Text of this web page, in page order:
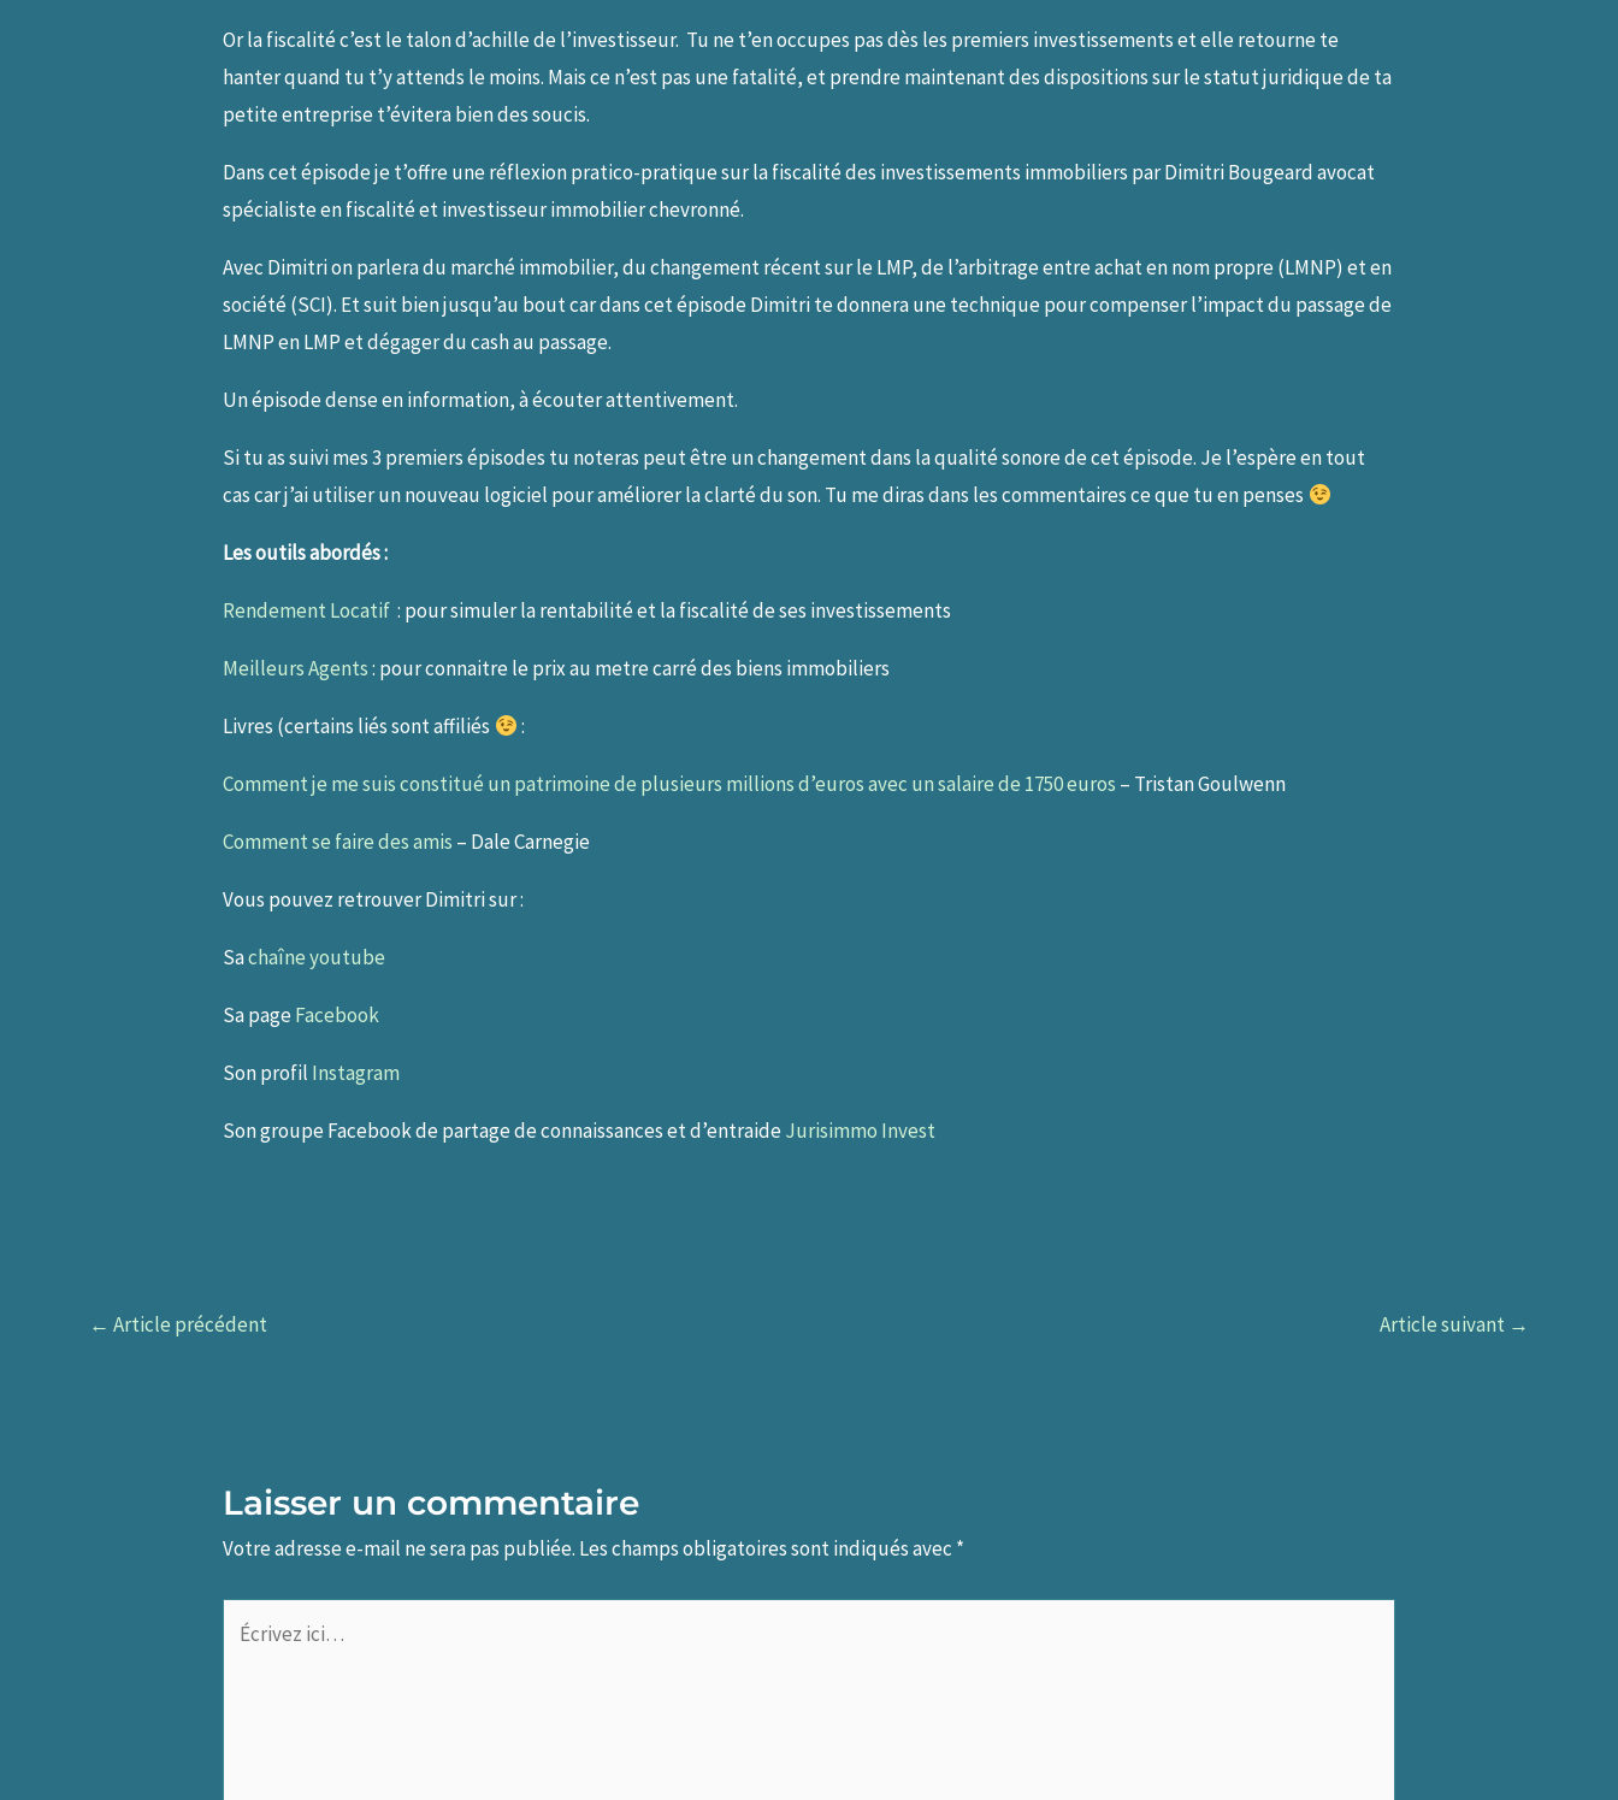
Or la fiscalité c’est le talon d’achille de l’investisseur. Tu ne t’en occupes pas dès les premiers investissements et elle retourne te
hanter quand tu t’y attends le moins. Mais ce n’est pas une fatalité, et prendre maintenant des dispositions sur le statut juridique de ta
petite entreprise t’évitera bien des soucis.
Dans cet épisode je t’offre une réflexion pratico-pratique sur la fiscalité des investissements immobiliers par Dimitri Bougeard avocat
spécialiste en fiscalité et investisseur immobilier chevronné.
Avec Dimitri on parlera du marché immobilier, du changement récent sur le LMP, de l’arbitrage entre achat en nom propre (LMNP) et en
société (SCI). Et suit bien jusqu’au bout car dans cet épisode Dimitri te donnera une technique pour compenser l’impact du passage de
LMNP en LMP et dégager du cash au passage.
Un épisode dense en information, à écouter attentivement.
Si tu as suivi mes 3 premiers épisodes tu noteras peut être un changement dans la qualité sonore de cet épisode. Je l’espère en tout
cas car j’ai utiliser un nouveau logiciel pour améliorer la clarté du son. Tu me diras dans les commentaires ce que tu en penses
Les outils abordés :
Rendement Locatif : pour simuler la rentabilité et la fiscalité de ses investissements
Meilleurs Agents: pour connaitre le prix au metre carré des biens immobiliers
Livres (certains liés sont affiliés :
Comment je me suis constitué un patrimoine de plusieurs millions d’euros avec un salaire de 1750 euros – Tristan Goulwenn
Comment se faire des amis – Dale Carnegie
Vous pouvez retrouver Dimitri sur :
Sachaîne youtube
Sa pageFacebook
Son profil Instagram
Son groupe Facebook de partage de connaissances et d’entraideJurisimmo Invest
← Article précédent Article suivant →
Laisser un commentaire
Votre adresse e-mail ne sera pas publiée. Les champs obligatoires sont indiqués avec *
Écrivez